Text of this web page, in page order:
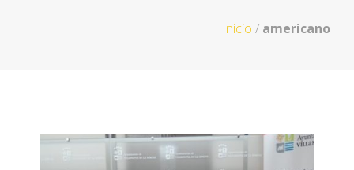
Inicio / americano